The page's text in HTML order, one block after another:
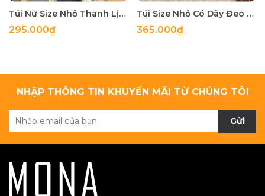
Túi Nữ Size Nhỏ Thanh Lịch Đi Làm Đi Chơi Đều Hợp TT250884
295.000₫
Túi Size Nhỏ Có Dây Đeo Phù Hợp Đi Làm Đi Chơi tt250883
365.000₫
NHẬP THÔNG TIN KHUYẾN MÃI TỪ CHÚNG TÔI
Gửi